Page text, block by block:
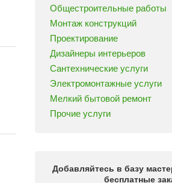
Общестроительные работы
Монтаж конструкций
Проектирование
Дизайнеры интерьеров
Сантехнические услуги
Электромонтажные услуги
Мелкий бытовой ремонт
Прочие услуги
Добавляйтесь в базу
бесплатные